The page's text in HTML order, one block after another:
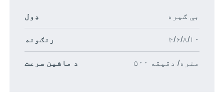
ډول بې ګیره
رنګونه ۴/۶/۸/۱۰
د ماشین سرعت ۵۰۰ متره/ دقیقه